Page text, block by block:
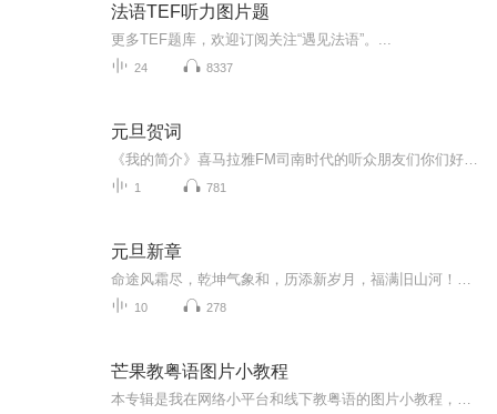
法语TEF听力图片题
更多TEF题库，欢迎订阅关注“遇见法语”。...
24 8337
元旦贺词
1 781
元旦新章
10 278
芒果教粤语图片小教程